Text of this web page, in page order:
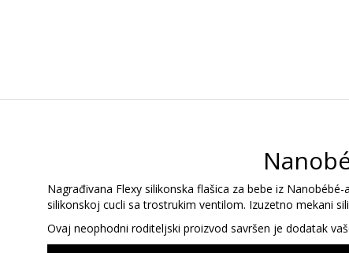
Nagrađivana Flexy silikonska flašica za bebe iz
silikonskoj cucli sa trostrukim ventilom. Izuzetno mekani
Ovaj neophodni roditeljski proizvod savršen je dodatak